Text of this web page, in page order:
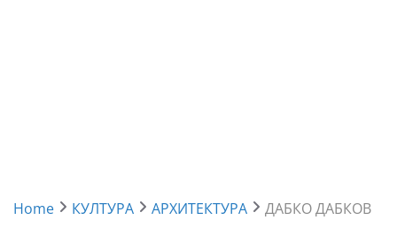
Home КУЛТУРА АРХИТЕКТУРА ДАБКО ДАБКОВ